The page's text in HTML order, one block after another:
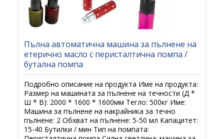
Пълна автоматична машина за пълнене на
етерично масло с перисталтична помпа /
бутална помпа
Подробно описание на продукта Име на продукта:
Размер на машината за пълнене на течности (Д *
Ш * В): 2000 * 1600 * 1600мм Тегло: 500кг Име:
Машина за пълнене на накрайника за течно
пълнене: 2 Обхват на пълнене: 5-50 мл Капацитет:
15-40 Бутилки / мин Тип на помпата: